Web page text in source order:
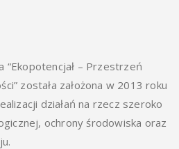
“Ekopotencjał – Przestrzeń
została założona w 2013 roku
działań na rzecz szeroko
ochrony środowiska oraz